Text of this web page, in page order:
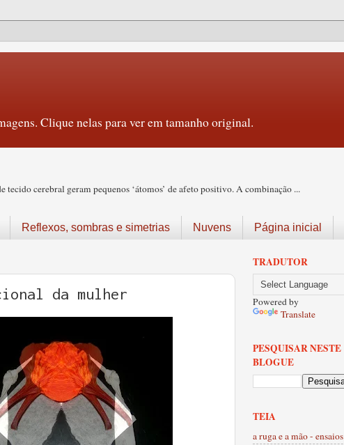
Clique nelas para ver em tamanho original.
tecido cerebral geram pequenos ‘átomos’ de afeto positivo. A combinação ...
Reflexos, sombras e simetrias Nuvens Página inicial
da mulher
TRADUTOR
Powered by
Translate
PESQUISAR NESTE
BLOGUE
TEIA
a ruga e a mão - ensaios